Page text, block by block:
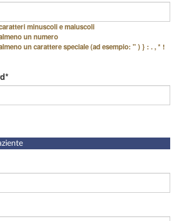
minuscoli e maiuscoli
un numero
un carattere speciale (ad esempio: " ) } : . , * !